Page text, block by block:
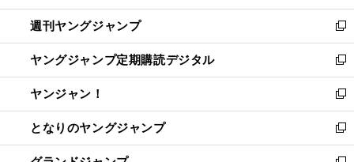
開
く
ウ
で
開
く
ン
ド
ウ
で
開
く
ウ
ィ
ン
ド
ウ
で
開
く
週刊ヤングジャンプ
新
し
い
ウ
ィ
ン
ド
ウ
ヤングジャンプ定期購読デジタル
新
し
い
ウ
ィ
ン
ヤンジャン！
新
し
い
ウ
となりのヤングジャンプ
新
し